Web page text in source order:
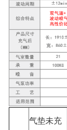
气垫未充